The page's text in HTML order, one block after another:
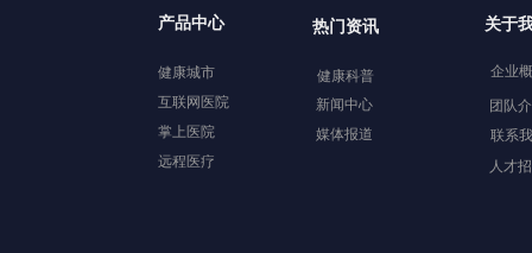
健康城市
互联网医院
产品中心
掌上医院
远程医疗
健康科普
热门资讯
新闻中心
媒体报道
关于
企业
团队
联系
人才